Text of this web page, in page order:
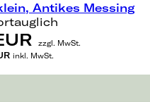
Antikes Messing
zzgl. MwSt.
inkl. MwSt.